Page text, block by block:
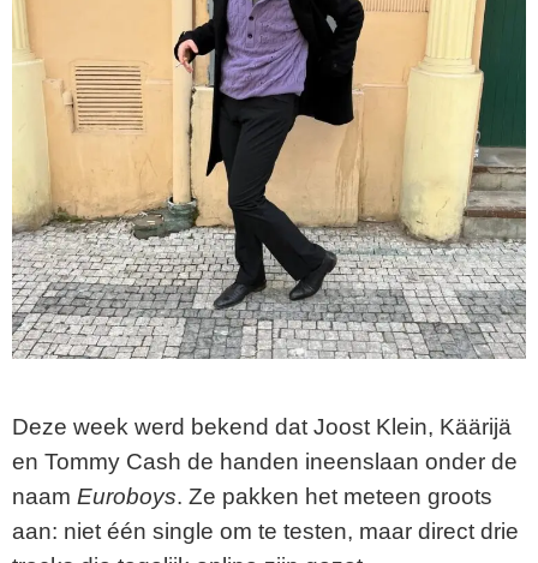
Deze week werd bekend dat Joost Klein, Käärijä
en Tommy Cash de handen ineenslaan onder de
naam Euroboys. Ze pakken het meteen groots
aan: niet één single om te testen, maar direct drie